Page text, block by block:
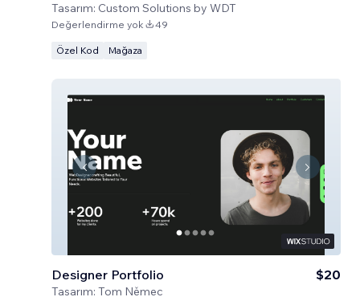
Tasarım: Custom Solutions by WDT
Değerlendirme yok 49
Özel Kod Mağaza
Designer Portfolio
Tasarım: Tom Němec
$20